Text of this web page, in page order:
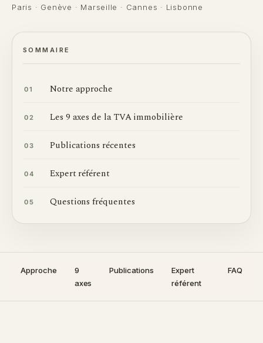
Paris · Genève · Marseille · Cannes · Lisbonne
SOMMAIRE
01 Notre approche
02 Les 9 axes de la TVA immobilière
03 Publications récentes
04 Expert référent
05 Questions fréquentes
Approche
9
axes
Publications
Expert
référent
FAQ